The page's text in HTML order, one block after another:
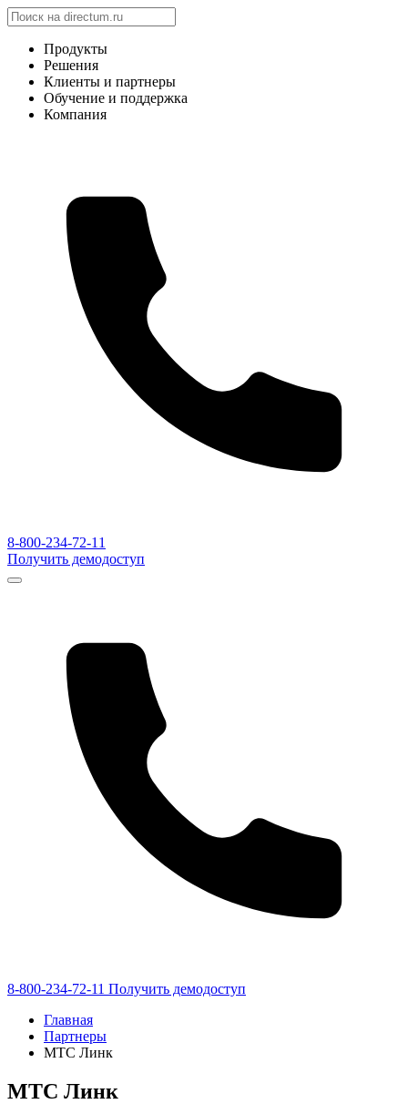
Продукты
Решения
Клиенты и партнеры
Обучение и поддержка
Компания
8-800-234-72-11
Получить демодоступ
8-800-234-72-11 Получить демодоступ
Главная
Партнеры
МТС Линк
МТС Линк